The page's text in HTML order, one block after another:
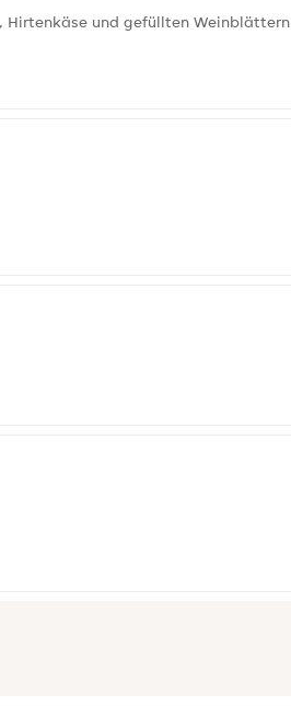
Hirtenkäse und gefüllten Weinblättern